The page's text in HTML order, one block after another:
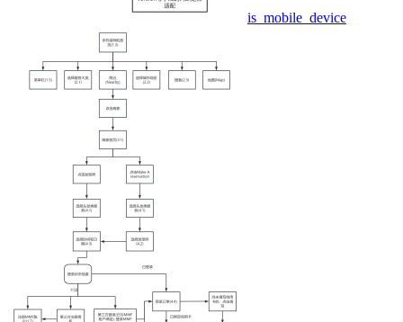
is_mobile_device